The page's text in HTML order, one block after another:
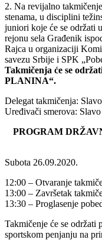
2. Na revijalno
stenama, u disciplini
juniori koje će se održati
rejonu sela Građenik
Rajca u organizaciji
savezu Srbije i SPK
Takmičenja će se
PLANINA“.
Delegat takmičenja:
Uređivači smerova:
PROGRAM
Subota 26.09.2020.
12:00 – Otvaranje
13:00 – Završetak
13:30 – Proglasenje
Takmičenje će se održati
sportskom penjanju na